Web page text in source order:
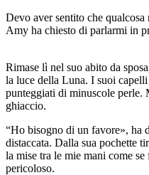
Devo aver sentito che
Amy ha chiesto di parlarmi in
Rimase lì nel suo abito da
la luce della Luna. I suoi
punteggiati di minuscole perle.
ghiaccio.
“Ho bisogno di un favore», ha
distaccata. Dalla sua pochette
la mise tra le mie mani come
pericoloso.